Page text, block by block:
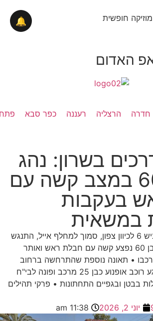
חופשית
האדום
חדרה הרצליה רעננה כפר סבא
בשרון: נהג
רכב בן 60 במצב קשה עם
בעקבות
במשאית
בתאונה שאירעה בכביש 6 לכיוון צפון, סמוך למחלף אייל, התנגש
רכב במשאית, גבר כבן 60 נפצע קשה עם חבלת ראש ואותר
• תאונה נוספת שהתרחשה ברחוב
החרושת ברעננה, נפגע רוכב אופנוע כבן 25 מרכב ופונה לבי"ח
בבטן ובגפיים התחתונות • פרקי תהילים
יוני 2, 2026 11:38 am
🔔